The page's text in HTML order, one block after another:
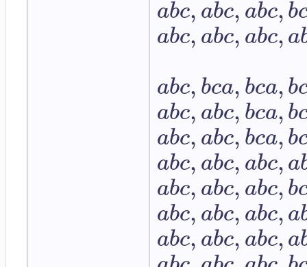
abc,abc,abc,b
abc,abc,abc,a
abc,bca,bca,b
abc,abc,bca,b
abc,abc,bca,b
abc,abc,abc,a
abc,abc,abc,b
abc,abc,abc,a
abc,abc,abc,a